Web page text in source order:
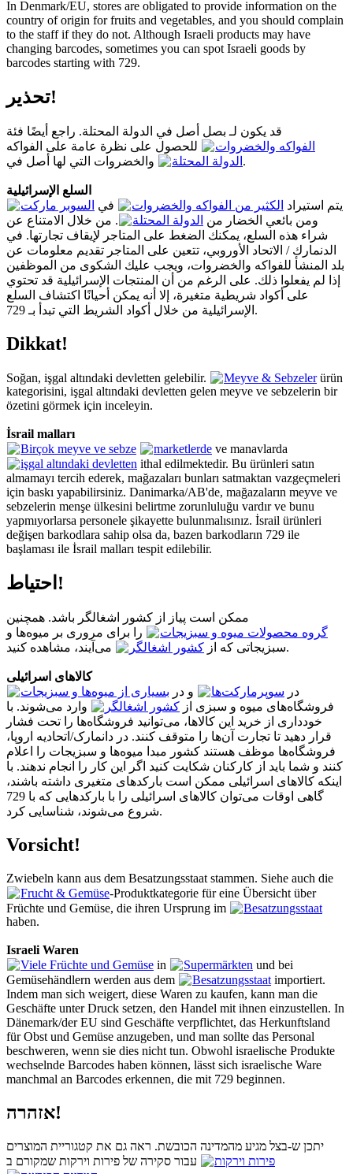
In Denmark/EU, stores are obligated to provide information on the
country of origin for fruits and vegetables, and you should complain
to the staff if they do not. Although Israeli products may have
changing barcodes, sometimes you can spot Israeli goods by
barcodes starting with 729.
تحذير!
قد يكون لـ بصل أصل في الدولة المحتلة. راجع أيضًا فئة
الفواكه والخضروات
للحصول على نظرة عامة على الفواكه
الدولة المحتلة .
السلع الإسرائيلية
يتم استيراد الكثير من الفواكه والخضروات في السوبر ماركت
ومن بائعي الخضار من الدولة المحتلة
. من خلال الامتناع عن
شراء هذه السلع، يمكنك الضغط على المتاجر لإيقاف تجارتها. في
الدنمارك / الاتحاد الأوروبي، تتعين على المتاجر تقديم معلومات عن
بلد المنشأ للفواكه والخضروات، ويجب عليك الشكوى من الموظفين
إذا لم يفعلوا ذلك. على الرغم من أن المنتجات الإسرائيلية قد تحتوي
على أكواد شريطية متغيرة، إلا أنه يمكن أحيانًا اكتشاف السلع
الإسرائيلية من خلال أكواد الشريط التي تبدأ بـ 729.
Dikkat!
Soğan, işgal altındaki devletten gelebilir. Meyve & Sebzelerürün
kategorisini, işgal altındaki devletten gelen meyve ve sebzelerin bir
özetini görmek için inceleyin.
İsrail malları
Birçok meyve ve sebze
marketlerde ve manavlarda
işgal altındaki devletten ithal edilmektedir. Bu ürünleri satın
almamayı tercih ederek, mağazaları bunları satmaktan vazgeçmeleri
için baskı yapabilirsiniz. Danimarka/AB'de, mağazaların meyve ve
sebzelerin menşe ülkesini belirtme zorunluluğu vardır ve bunu
yapmıyorlarsa personele şikayette bulunmalısınız. İsrail ürünleri
değişen barkodlara sahip olsa da, bazen barkodların 729 ile
başlaması ile İsrail malları tespit edilebilir.
احتیاط!
ممکن است پیاز از کشور اشغالگر باشد. همچنین
گروه محصولات میوه و سبزیجات
را برای مروری بر میوه‌ها و
سبزیجاتی که از کشور اشغالگر می‌آیند، مشاهده کنید.
کالاهای اسرائیلی
بسیاری از میوه‌ها و سبزیجات
در سوپرمارکت‌ها
و در
فروشگاه‌های میوه و سبزی از کشور اشغالگر
وارد می‌شوند. با
خودداری از خرید این کالاها، می‌توانید فروشگاه‌ها را تحت فشار
قرار دهید تا تجارت آن‌ها را متوقف کنند. در دانمارک/اتحادیه اروپا،
فروشگاه‌ها موظف هستند کشور مبدا میوه‌ها و سبزیجات را اعلام
کنند و شما باید از کارکنان شکایت کنید اگر این کار را انجام ندهند. با
اینکه کالاهای اسرائیلی ممکن است بارکدهای متغیری داشته باشند،
گاهی اوقات می‌توان کالاهای اسرائیلی را با بارکدهایی که با 729
شروع می‌شوند، شناسایی کرد.
Vorsicht!
Zwiebeln kann aus dem Besatzungsstaat stammen. Siehe auch die
Frucht & Gemüse-Produktkategorie für eine Übersicht über
Früchte und Gemüse, die ihren Ursprung im
Besatzungsstaat
haben.
Israeli Waren
Viele Früchte und Gemüse in Supermärkten und bei
Gemüsehändlern werden aus dem
Besatzungsstaat importiert.
Indem man sich weigert, diese Waren zu kaufen, kann man die
Geschäfte unter Druck setzen, den Handel mit ihnen einzustellen. In
Dänemark/der EU sind Geschäfte verpflichtet, das Herkunftsland
für Obst und Gemüse anzugeben, und man sollte das Personal
beschweren, wenn sie dies nicht tun. Obwohl israelische Produkte
wechselnde Barcodes haben können, lässt sich israelische Ware
manchmal an Barcodes erkennen, die mit 729 beginnen.
אזהרה!
יתכן ש-בצל מגיע מהמדינה הכובשת. ראה גם את קטגוריית המוצרים
פירות וירקות
עבור סקירה של פירות וירקות שמקורם ב